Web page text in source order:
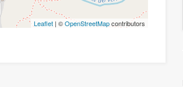
Leaflet| ©OpenStreetMapcontributors